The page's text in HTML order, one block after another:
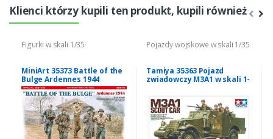
Klienci którzy kupili ten produkt, kupili również
Figurki w skali 1/35
MiniArt 35373 Battle of the
Bulge Ardennes 1944
Pojazdy wojskowe w skali 1/35
Tamiya 35363 Pojazd
zwiadowczy M3A1 w skali 1-